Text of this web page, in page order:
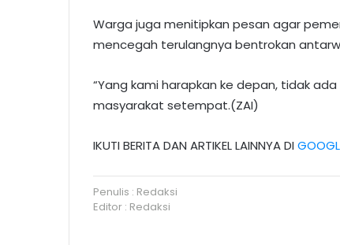
Warga juga menitipkan pesan agar
mencegah terulangnya bentrokan
“Yang kami harapkan ke depan, tidak
masyarakat setempat.(ZAI)
IKUTI BERITA DAN ARTIKEL LAINNYA DI
Penulis : Redaksi
Editor : Redaksi